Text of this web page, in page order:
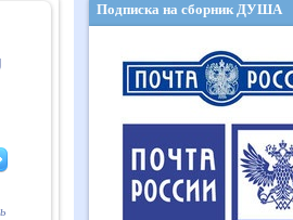
Подписка на сборник ДУША